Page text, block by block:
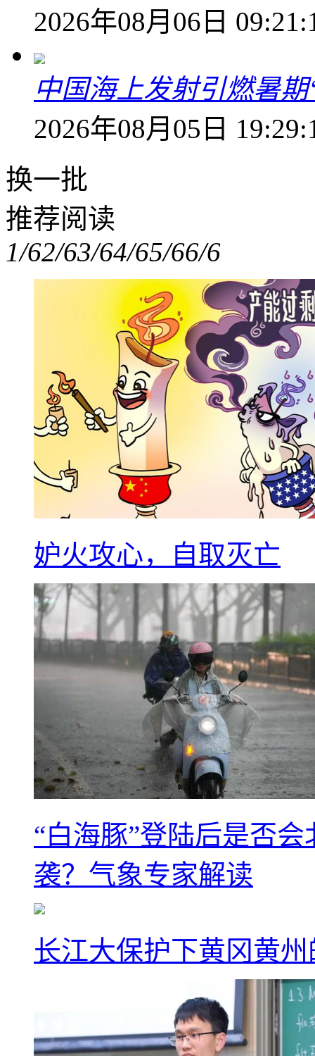
2026年08月06日
中国海上发射引燃暑
2026年08月05日
换一批
推荐阅读
1/62/63/64/65/66/6
妒火攻心，自取灭亡
“白海豚”登陆后是否
袭？气象专家解读
长江大保护下黄冈黄